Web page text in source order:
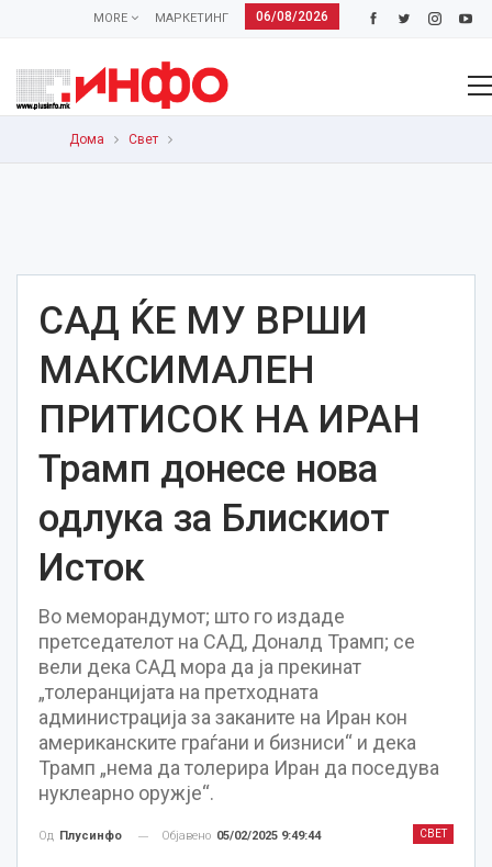
06/08/2026
МАРКЕТИНГ
MORE
Дома Свет
САД ЌЕ МУ ВРШИ
МАКСИМАЛЕН
ПРИТИСОК НА ИРАН
Трамп донесе нова
одлука за Блискиот
Исток
Во меморандумот; што го издаде
претседателот на САД, Доналд Трамп; се
вели дека САД мора да ја прекинат
„толеранцијата на претходната
администрација за заканите на Иран кон
американските граѓани и бизниси“ и дека
Трамп „нема да толерира Иран да поседува
нуклеарно оружје“.
СВЕТ
Од Плусинфо Објавено 05/02/2025 9:49:44